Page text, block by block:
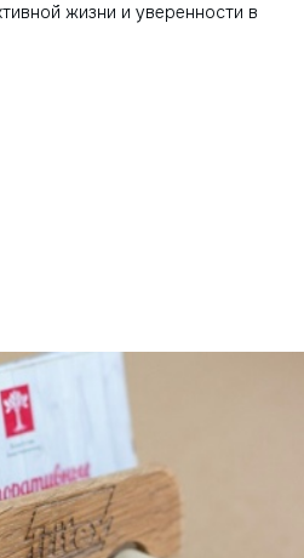
жизни и уверенности в